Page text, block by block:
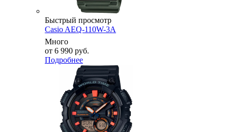
Быстрый просмотр
Casio AEQ-110W-3A
Много
от 6 990 руб.
Подробнее